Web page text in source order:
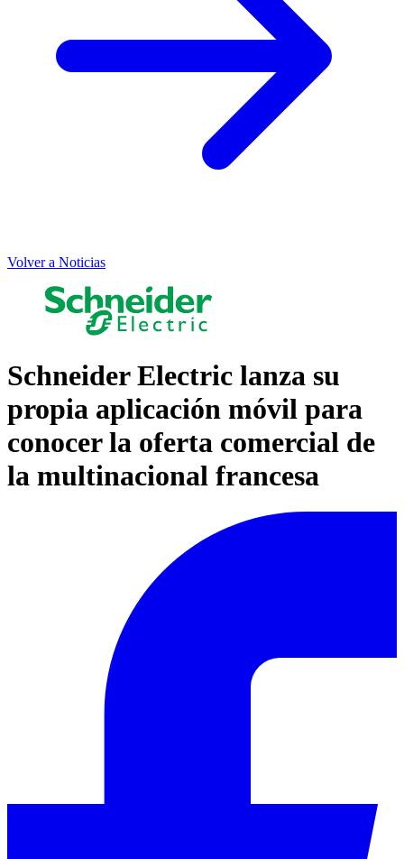
Volver a Noticias
Schneider Electric lanza su
propia aplicación móvil para
conocer la oferta comercial de
la multinacional francesa